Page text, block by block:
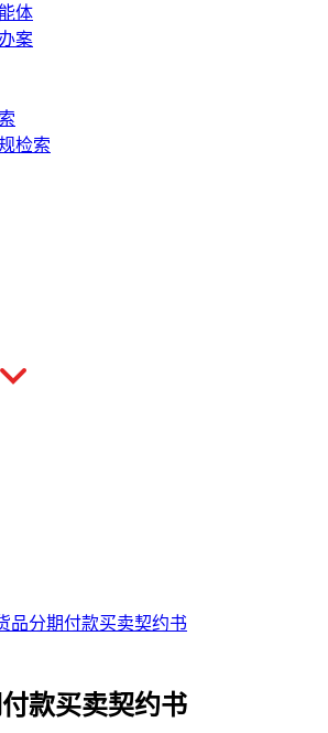
体
案
检索
品分期付款买卖契约书
款买卖契约书